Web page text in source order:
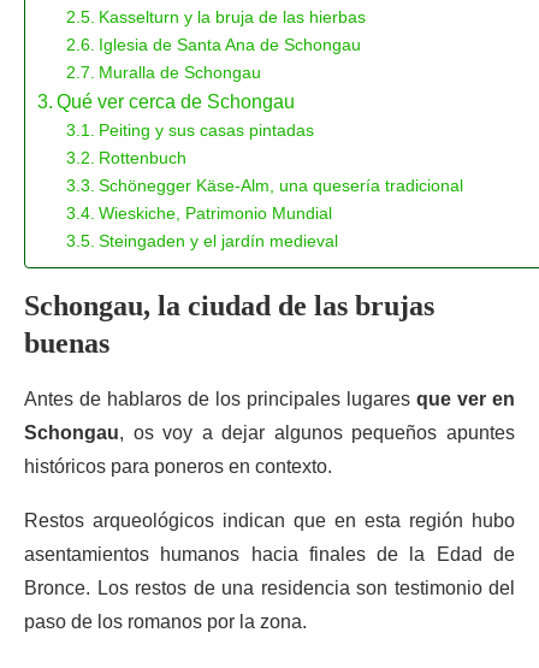
Kasselturn y la bruja de las hierbas
Iglesia de Santa Ana de Schongau
Muralla de Schongau
Qué ver cerca de Schongau
Peiting y sus casas pintadas
Rottenbuch
Schönegger Käse-Alm, una quesería tradicional
Wieskiche, Patrimonio Mundial
Steingaden y el jardín medieval
Schongau, la ciudad de las brujas
buenas
Antes de hablaros de los principales lugares que ver en
Schongau, os voy a dejar algunos pequeños apuntes
históricos para poneros en contexto.
Restos arqueológicos indican que en esta región hubo
asentamientos humanos hacia finales de la Edad de
Bronce. Los restos de una residencia son testimonio del
paso de los romanos por la zona.